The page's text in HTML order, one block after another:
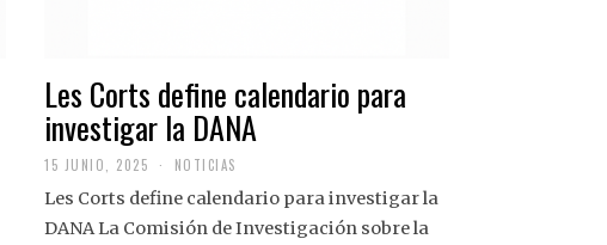
Les Corts define calendario para
investigar la DANA
15 JUNIO, 2025 NOTICIAS
Les Corts define calendario para investigar la
DANA La Comisión de Investigación sobre la